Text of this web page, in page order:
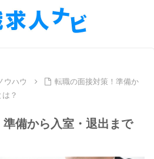
ウハウ
転職の面接対策！準備か
？
備から入室・退出まで